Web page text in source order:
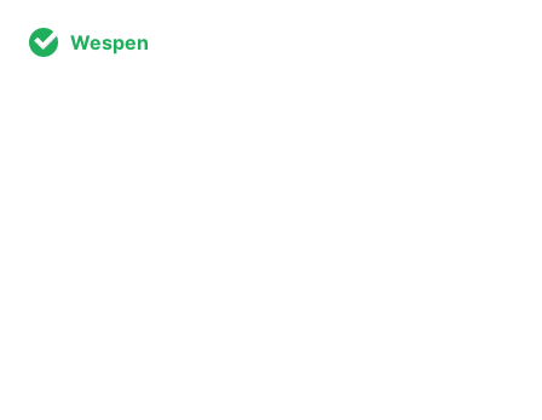
Wespen